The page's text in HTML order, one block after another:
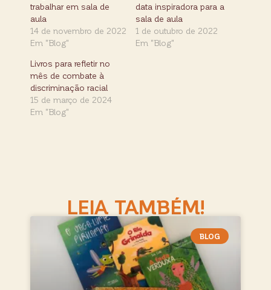
trabalhar em sala de
aula
14 de novembro de 2022
Em "Blog"
data inspiradora para a
sala de aula
1 de outubro de 2022
Em "Blog"
Livros para refletir no
mês de combate à
discriminação racial
15 de março de 2024
Em "Blog"
LEIA TAMBÉM!
BLOG